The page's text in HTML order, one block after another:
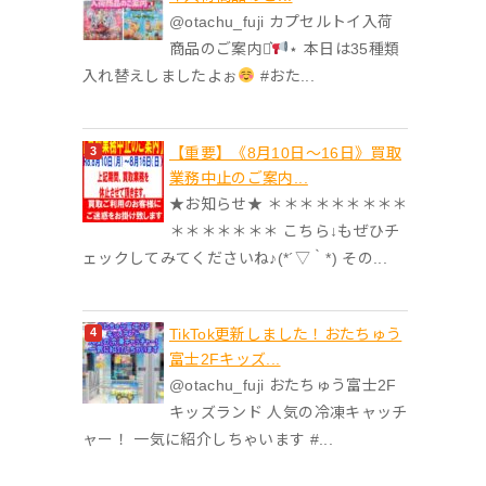
@otachu_fuji カプセルトイ入荷
商品のご案内⋆͛
⋆ 本日は35種類
入れ替えしましたよぉ
#おた...
【重要】《8月10日～16日》買取
業務中止のご案内...
★お知らせ★ ＊＊＊＊＊＊＊＊＊
＊＊＊＊＊＊＊ こちら↓もぜひチ
ェックしてみてくださいね♪(*´▽｀*) その...
TikTok更新しました！おたちゅう
富士2Fキッズ...
@otachu_fuji おたちゅう富士2F
キッズランド 人気の冷凍キャッチ
ャー！ 一気に紹介しちゃいます #...